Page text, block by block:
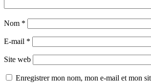
Nom *
E-mail *
Site web
Enregistrer mon nom, mon e-mail et mon